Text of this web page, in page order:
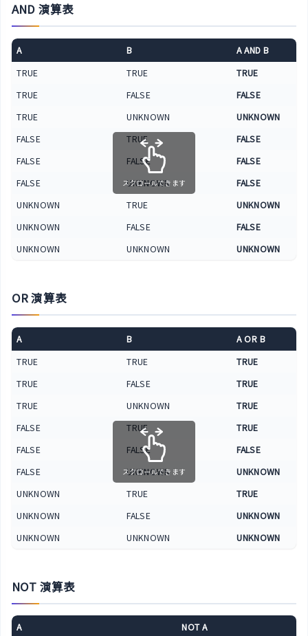
AND 演算表
A B
A AND B
TRUE
TRUE
TRUE
TRUE
FALSE
FALSE
TRUE
UNKNOWN
UNKNOWN
FALSE
TRUE
FALSE
FALSE
FALSE
FALSE
FALSE
UNKNOWN
FALSE
UNKNOWN
TRUE
UNKNOWN
UNKNOWN
FALSE
FALSE
UNKNOWN
UNKNOWN UNKNOWN
スクロールできます
OR 演算表
A B
A OR B
TRUE
TRUE
TRUE
TRUE
FALSE
TRUE
TRUE
UNKNOWN
TRUE
FALSE
TRUE
TRUE
FALSE
FALSE
FALSE
FALSE
UNKNOWN
UNKNOWN
UNKNOWN
TRUE
TRUE
UNKNOWN
FALSE
UNKNOWN
UNKNOWN
UNKNOWN UNKNOWN
スクロールできます
NOT 演算表
A
NOT A